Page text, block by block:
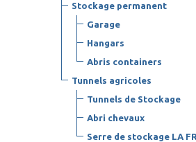
Stockage permanent
Garage
Hangars
Abris containers
Tunnels agricoles
Tunnels de Stockage
Abri chevaux
Serre de stockage LA